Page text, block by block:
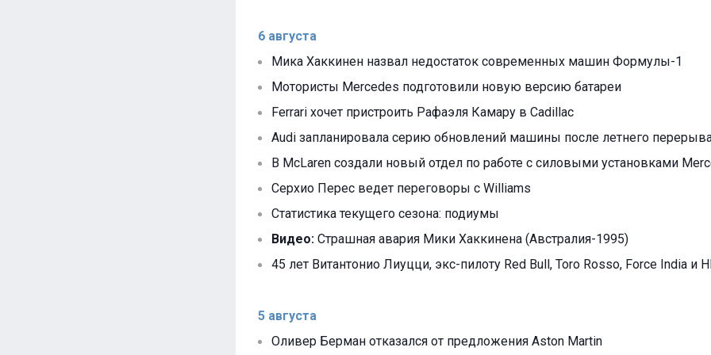
6 августа
Мика Хаккинен назвал недостаток современных машин Формулы-1
Мотористы Mercedes подготовили новую версию батареи
Ferrari хочет пристроить Рафаэля Камару в Cadillac
Audi запланировала серию обновлений машины после летнего
В McLaren создали новый отдел по работе с силовыми установками
Серхио Перес ведет переговоры с Williams
Статистика текущего сезона: подиумы
Видео:Страшная авария Мики Хаккинена (Австралия-1995)
45 лет Витантонио Лиуцци, экс-пилоту Red Bull, Toro Rosso, Force India и
5 августа
Оливер Берман отказался от предложения Aston Martin